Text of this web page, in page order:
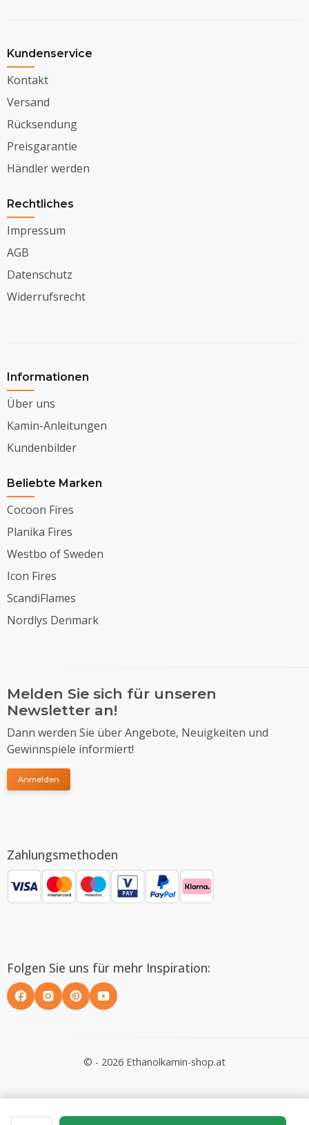
Kundenservice
Kontakt
Versand
Rücksendung
Preisgarantie
Händler werden
Rechtliches
Impressum
AGB
Datenschutz
Widerrufsrecht
Informationen
Über uns
Kamin-Anleitungen
Kundenbilder
Beliebte Marken
Cocoon Fires
Planika Fires
Westbo of Sweden
Icon Fires
ScandiFlames
Nordlys Denmark
Melden Sie sich für unseren
Newsletter an!
Dann werden Sie über Angebote, Neuigkeiten und
Gewinnspiele informiert!
Anmelden
Zahlungsmethoden
Folgen Sie uns für mehr Inspiration:
© - 2026 Ethanolkamin-shop.at